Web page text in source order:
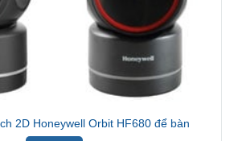
2D Honeywell Orbit HF680 để bàn